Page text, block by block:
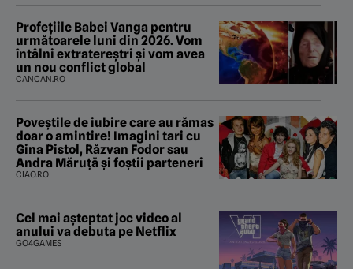
Profețiile Babei Vanga pentru
următoarele luni din 2026. Vom
întâlni extratereștri și vom avea
un nou conflict global
CANCAN.RO
Poveştile de iubire care au rămas
doar o amintire! Imagini tari cu
Gina Pistol, Răzvan Fodor sau
Andra Măruţă şi foştii parteneri
CIAO.RO
Cel mai așteptat joc video al
anului va debuta pe Netflix
GO4GAMES